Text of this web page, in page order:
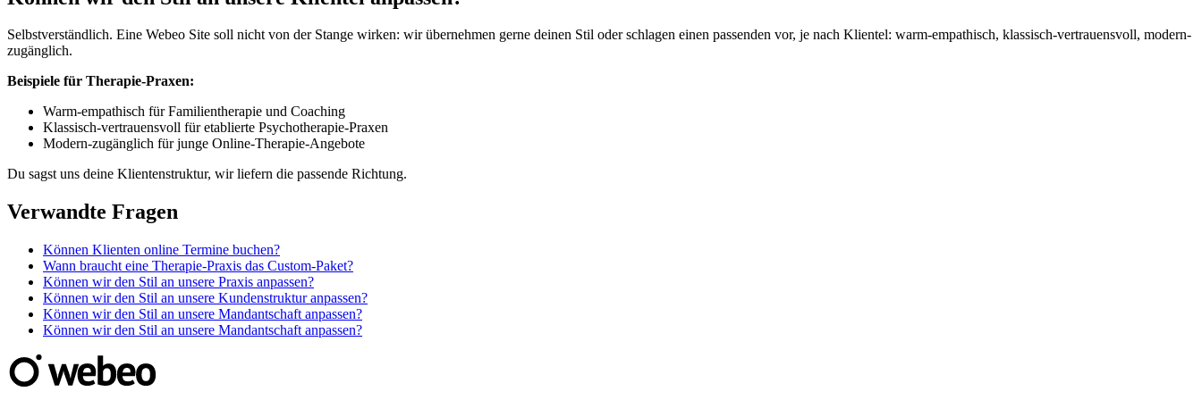
Selbstverständlich. Eine Webeo Site soll nicht von der Stange wirken: wir übernehmen gerne deinen Stil oder schlagen einen passenden vor, je nach Klientel: warm-empathisch, klassisch-vertrauensvoll, modern-
zugänglich.
Beispiele für Therapie-Praxen:
Warm-empathisch für Familientherapie und Coaching
Klassisch-vertrauensvoll für etablierte Psychotherapie-Praxen
Modern-zugänglich für junge Online-Therapie-Angebote
Du sagst uns deine Klientenstruktur, wir liefern die passende Richtung.
Verwandte Fragen
Können Klienten online Termine buchen?
Wann braucht eine Therapie-Praxis das Custom-Paket?
Können wir den Stil an unsere Praxis anpassen?
Können wir den Stil an unsere Kundenstruktur anpassen?
Können wir den Stil an unsere Mandantschaft anpassen?
Können wir den Stil an unsere Mandantschaft anpassen?